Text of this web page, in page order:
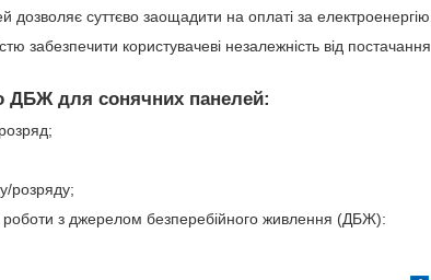
суттєво заощадити на оплаті за електроенергію.
забезпечити користувачеві незалежність від постачання
ДБЖ для сонячних панелей:
розряду;
з джерелом безперебійного живлення (ДБЖ):